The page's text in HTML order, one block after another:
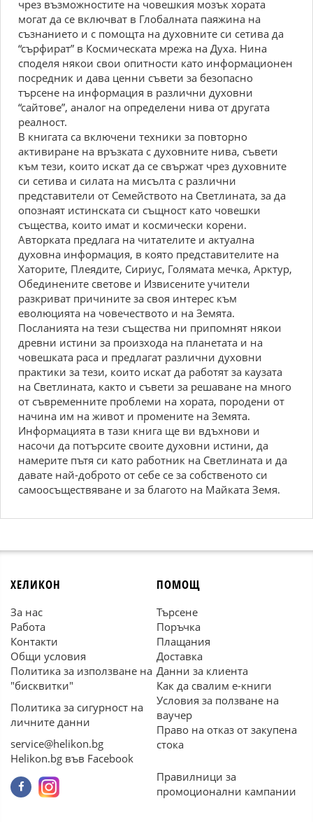
чрез възможностите на човешкия мозък хората
могат да се включват в Глобалната паяжина на
съзнанието и с помощта на духовните си сетива да
“сърфират” в Космическата мрежа на Духа. Нина
споделя някои свои опитности като информационен
посредник и дава ценни съвети за безопасно
търсене на информация в различни духовни
“сайтове”, аналог на определени нива от другата
реалност.
В книгата са включени техники за повторно
активиране на връзката с духовните нива, съвети
към тези, които искат да се свържат чрез духовните
си сетива и силата на мисълта с различни
представители от Семейството на Светлината, за да
опознаят истинската си същност като човешки
същества, които имат и космически корени.
Авторката предлага на читателите и актуална
духовна информация, в която представителите на
Хаторите, Плеядите, Сириус, Голямата мечка, Арктур,
Обединените светове и Извисените учители
разкриват причините за своя интерес към
еволюцията на човечеството и на Земята.
Посланията на тези същества ни припомнят някои
древни истини за произхода на планетата и на
човешката раса и предлагат различни духовни
практики за тези, които искат да работят за каузата
на Светлината, както и съвети за решаване на много
от съвременните проблеми на хората, породени от
начина им на живот и промените на Земята.
Информацията в тази книга ще ви вдъхнови и
насочи да потърсите своите духовни истини, да
намерите пътя си като работник на Светлината и да
давате най-доброто от себе се за собственото си
самоосъществяване и за благото на Майката Земя.
ХЕЛИКОН
За нас
Работа
Контакти
Общи условия
Политика за използване на
"бисквитки"
Политика за сигурност на
личните данни
service@helikon.bg
Helikon.bg във Facebook
ПОМОЩ
Търсене
Поръчка
Плащания
Доставка
Данни за клиента
Как да свалим е-книги
Условия за ползване на
ваучер
Право на отказ от закупена
стока
Правилници за
промоционални кампании